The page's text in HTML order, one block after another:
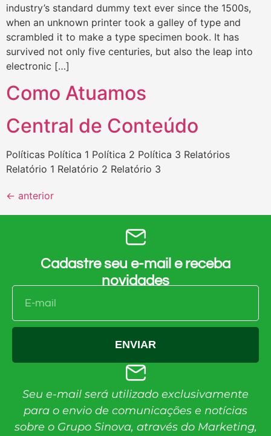
industry’s standard dummy text ever since the 1500s,
when an unknown printer took a galley of type and
scrambled it to make a type specimen book. It has
survived not only five centuries, but also the leap into
electronic […]
Como Atuamos
Central de Conteúdo
Políticas Política 1 Política 2 Política 3 Relatórios
Relatório 1 Relatório 2 Relatório 3
← anterior
Cadastre seu e-mail e receba
novidades
ENVIAR
Seu e-mail será utilizado exclusivamente
para o envio de comunicações e notícias
sobre o Grupo Sinova, através do Marketing,